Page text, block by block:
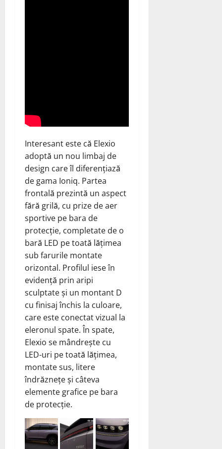
Interesant este că Elexio
adoptă un nou limbaj de
design care îl diferențiază
de gama Ioniq. Partea
frontală prezintă un aspect
fără grilă, cu prize de aer
sportive pe bara de
protecție, completate de o
bară LED pe toată lățimea
sub farurile montate
orizontal. Profilul iese în
evidență prin aripi
sculptate și un montant D
cu finisaj închis la culoare,
care este conectat vizual la
eleronul spate. În spate,
Elexio se mândrește cu
LED-uri pe toată lățimea,
montate sus, litere
îndrăznețe și câteva
elemente grafice pe bara
de protecție.